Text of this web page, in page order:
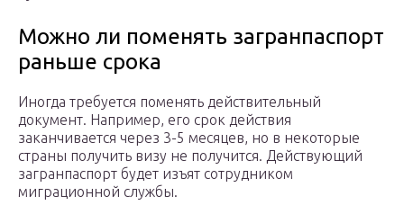
Можно ли поменять загранпаспорт
раньше срока
Иногда требуется поменять действительный
документ. Например, его срок действия
заканчивается через 3-5 месяцев, но в некоторые
страны получить визу не получится. Действующий
загранпаспорт будет изъят сотрудником
миграционной службы.